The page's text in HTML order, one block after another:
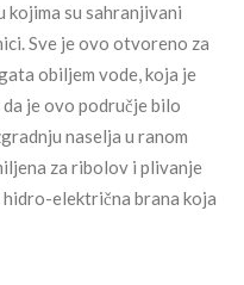
kojima su sahranjivani
Sve je ovo otvoreno za
obiljem vode, koja je
je ovo područje bilo
naselja u ranom
za ribolov i plivanje
električna brana koja